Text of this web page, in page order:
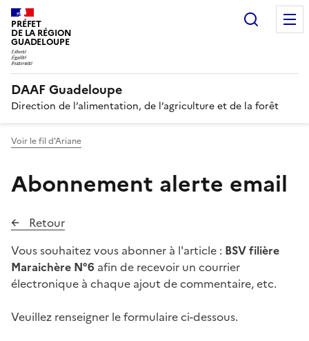
PRÉFET
DE LA RÉGION
GUADELOUPE
DAAF Guadeloupe
Direction de l’alimentation, de l’agriculture et de la forêt
Voir le fil d'Ariane
Abonnement alerte email
Retour
Vous souhaitez vous abonner à l'article : BSV filière
Maraichère N°6 afin de recevoir un courrier
électronique à chaque ajout de commentaire, etc.
Veuillez renseigner le formulaire ci-dessous.